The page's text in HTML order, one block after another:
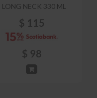
LONG NECK 330 ML
$ 115
$ 98